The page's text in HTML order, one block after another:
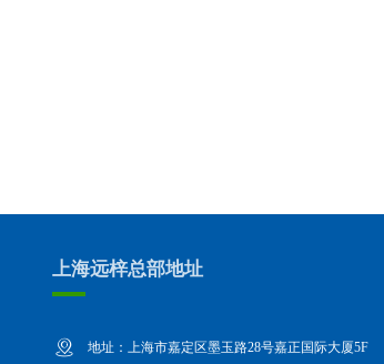
上海远梓总部地址
地址：上海市嘉定区墨玉路28号嘉正国际大厦5F